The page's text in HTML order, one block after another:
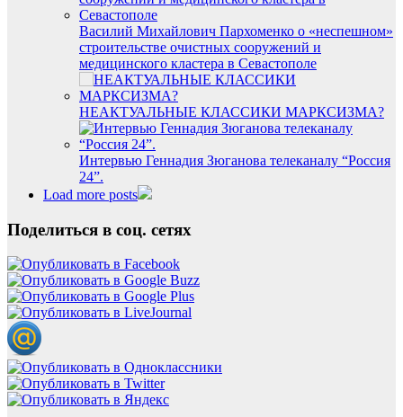
Василий Михайлович Пархоменко о «неспешном»
строительстве очистных сооружений и
медицинского кластера в Севастополе
НЕАКТУАЛЬНЫЕ КЛАССИКИ МАРКСИЗМА?
Интервью Геннадия Зюганова телеканалу “Россия
24”.
Load more posts
Поделиться в соц. сетях